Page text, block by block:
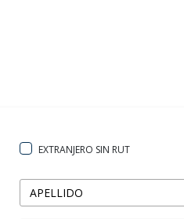
EXTRANJERO SIN RUT